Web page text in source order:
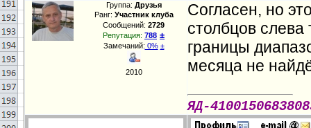
Группа: Друзья
Ранг: Участник клуба
Сообщений: 2729
Репутация: 788 ±
Замечаний: 0% ±
2010
Согласен, но
столбцов
границы
месяца не
ЯД-